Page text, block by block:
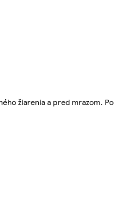
žiarenia a pred mrazom. Po